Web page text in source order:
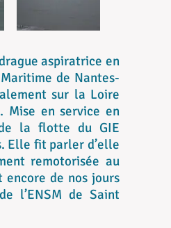
aspiratrice en
de Nantes-
sur la Loire
Mise en service en
la flotte du GIE
Elle fit parler d’elle
remotorisée au
encore de nos jours
l’ENSM de Saint